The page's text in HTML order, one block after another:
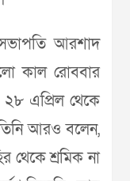
আরশাদ
কাল রোববার
২৮ এপ্রিল থেকে
আরও বলেন,
থেকে শ্রমিক না